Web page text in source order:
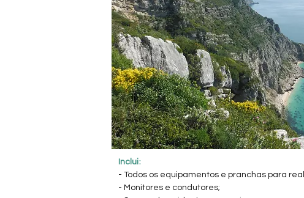
Inclui:
- Todos os equipamentos e pranchas para
- Monitores e condutores;